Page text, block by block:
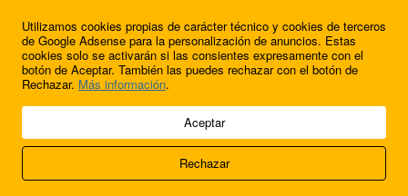
¿Quieres anunciarte en FutbolBalear?
© 2009 - 2026 Soluciones Corporativas IP, SL.
Acerca de nosotros
FútbolBalear
Utilizamos cookies propias de carácter técnico y cookies de terceros
de Google Adsense para la personalización de anuncios. Estas
cookies solo se activarán si las consientes expresamente con el
botón de Aceptar. También las puedes rechazar con el botón de
Rechazar. Más información.
Aceptar
Rechazar